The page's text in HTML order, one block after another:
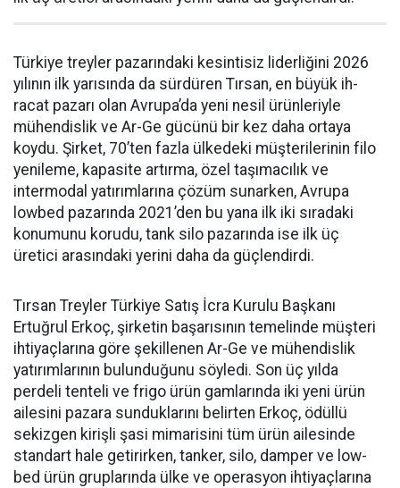
Türkiye treyler pazarın­daki kesintisiz liderliğini 2026
yılının ilk yarısında da sürdüren Tırsan, en büyük ih­
racat pazarı olan Avrupa’da yeni nesil ürünleriyle
mühendislik ve Ar-Ge gücünü bir kez daha orta­ya
koydu. Şirket, 70’ten fazla ül­kedeki müşterilerinin filo
yenile­me, kapasite artırma, özel taşıma­cılık ve
intermodal yatırımlarına çözüm sunarken, Avrupa
lowbed pazarında 2021’den bu yana ilk iki sıradaki
konumunu korudu, tank silo pazarında ise ilk üç
üretici arasındaki yerini daha da güçlen­dirdi.
Tırsan Treyler Türkiye Satış İcra Kurulu Başkanı
Ertuğrul Er­koç, şirketin başarısının teme­linde müşteri
ihtiyaçlarına göre şekillenen Ar-Ge ve mühendislik
yatırımlarının bulunduğunu söy­ledi. Son üç yılda
perdeli tenteli ve frigo ürün gamlarında iki yeni ürün
ailesini pazara sundukları­nı belirten Erkoç, ödüllü
sekizgen kirişli şasi mimarisini tüm ürün ailesinde
standart hale getirir­ken, tanker, silo, damper ve low­
bed ürün gruplarında ülke ve ope­rasyon ihtiyaçlarına